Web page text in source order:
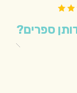
ספרים?